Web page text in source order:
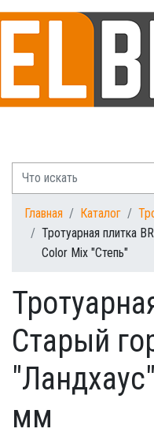
Главная Каталог
Тротуарная плитка
Color Mix "Степь"
Старый
мм